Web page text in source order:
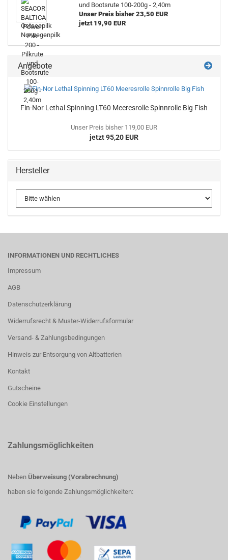
und Bootsrute 100-200g - 2,40m
Unser Preis bisher 23,50 EUR
jetzt 19,90 EUR
Angebote
Fin-Nor Lethal Spinning LT60 Meeresrolle Spinnrolle Big Fish
Unser Preis bisher 119,00 EUR
jetzt 95,20 EUR
Hersteller
INFORMATIONEN UND RECHTLICHES
Impressum
AGB
Datenschutzerklärung
Widerrufsrecht & Muster-Widerrufsformular
Versand- & Zahlungsbedingungen
Hinweis zur Entsorgung von Altbatterien
Kontakt
Gutscheine
Cookie Einstellungen
Zahlungsmöglichkeiten
Neben Überweisung (Vorabrechnung)
haben sie folgende Zahlungsmöglichkeiten: